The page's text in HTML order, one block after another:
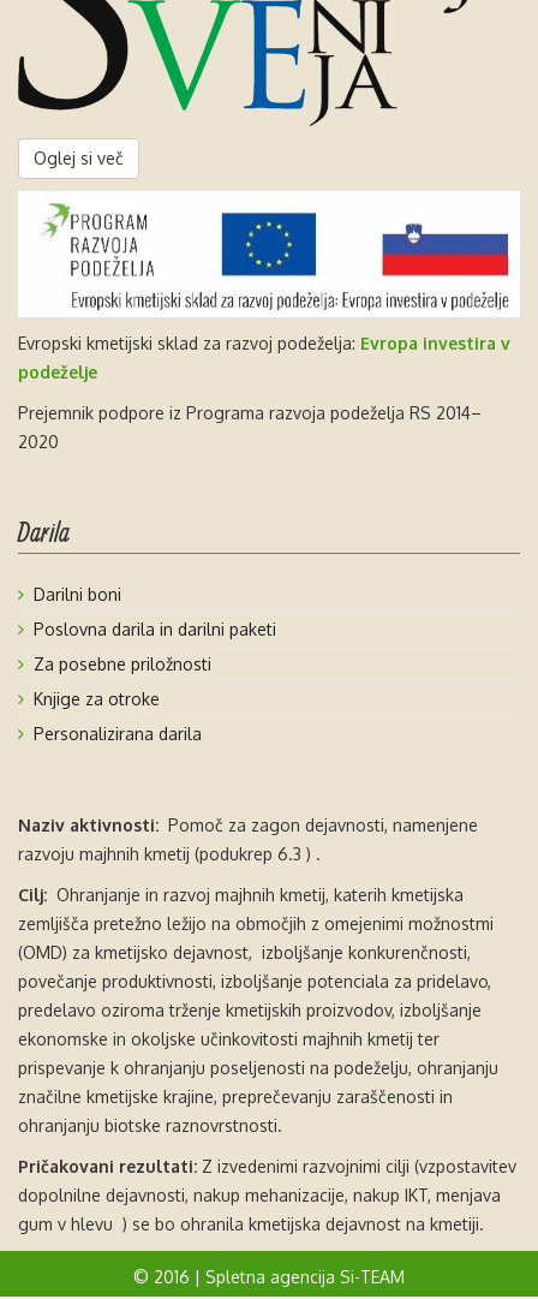
Oglej si več
Evropski kmetijski sklad za razvoj podeželja: Evropa investira v
podeželje
Prejemnik podpore iz Programa razvoja podeželja RS 2014–
2020
Darila
Darilni boni
Poslovna darila in darilni paketi
Za posebne priložnosti
Knjige za otroke
Personalizirana darila
Naziv aktivnosti: Pomoč za zagon dejavnosti, namenjene
razvoju majhnih kmetij (podukrep 6.3 ) .
Cilj: Ohranjanje in razvoj majhnih kmetij, katerih kmetijska
zemljišča pretežno ležijo na območjih z omejenimi možnostmi
(OMD) za kmetijsko dejavnost, izboljšanje konkurenčnosti,
povečanje produktivnosti, izboljšanje potenciala za pridelavo,
predelavo oziroma trženje kmetijskih proizvodov, izboljšanje
ekonomske in okoljske učinkovitosti majhnih kmetij ter
prispevanje k ohranjanju poseljenosti na podeželju, ohranjanju
značilne kmetijske krajine, preprečevanju zaraščenosti in
ohranjanju biotske raznovrstnosti.
Pričakovani rezultati: Z izvedenimi razvojnimi cilji (vzpostavitev
dopolnilne dejavnosti, nakup mehanizacije, nakup IKT, menjava
gum v hlevu ) se bo ohranila kmetijska dejavnost na kmetiji.
© 2016 | Spletna agencija Si-TEAM